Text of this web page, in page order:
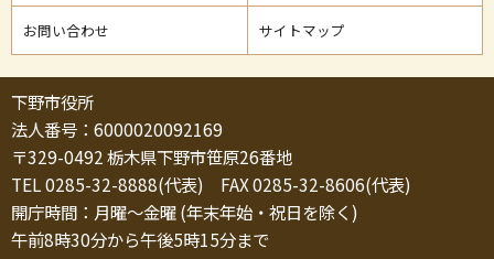
お問い合わせ サイトマップ
下野市役所
法人番号：6000020092169
〒329-0492 栃木県下野市笹原26番地
TEL 0285-32-8888(代表) FAX 0285-32-8606(代表)
開庁時間：月曜～金曜 (年末年始・祝日を除く)
午前8時30分から午後5時15分まで